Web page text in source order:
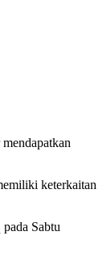
keterkaitan
Sabtu